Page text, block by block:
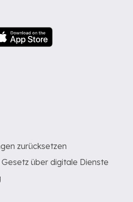
zurücksetzen
über digitale Dienste